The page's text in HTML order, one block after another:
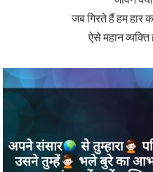
जब गिरते हैं हम हार
ऐसे महान